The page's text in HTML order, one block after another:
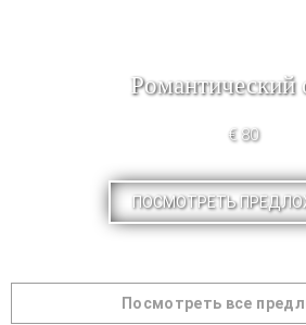
Pомантический
€ 80
ПОСМОТРЕТЬ
Посмотреть все